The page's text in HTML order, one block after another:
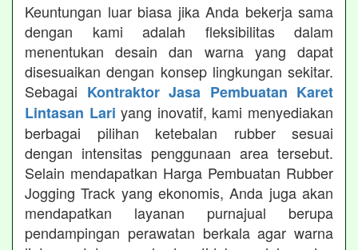
Keuntungan luar biasa jika Anda bekerja sama
dengan kami adalah fleksibilitas dalam
menentukan desain dan warna yang dapat
disesuaikan dengan konsep lingkungan sekitar.
Sebagai Kontraktor Jasa Pembuatan Karet
Lintasan Lari yang inovatif, kami menyediakan
berbagai pilihan ketebalan rubber sesuai
dengan intensitas penggunaan area tersebut.
Selain mendapatkan Harga Pembuatan Rubber
Jogging Track yang ekonomis, Anda juga akan
mendapatkan layanan purnajual berupa
pendampingan perawatan berkala agar warna